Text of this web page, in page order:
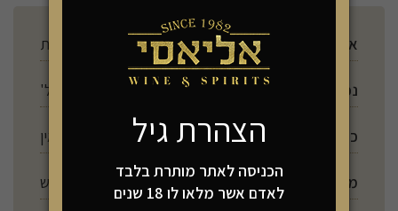
ארץ ייצור צרפת
נפח
כשרות אין
מתיקות יבש
הצהרת גיל
הכניסה לאתר מותרת בלבד
לאדם אשר מלאו לו 18 שנים